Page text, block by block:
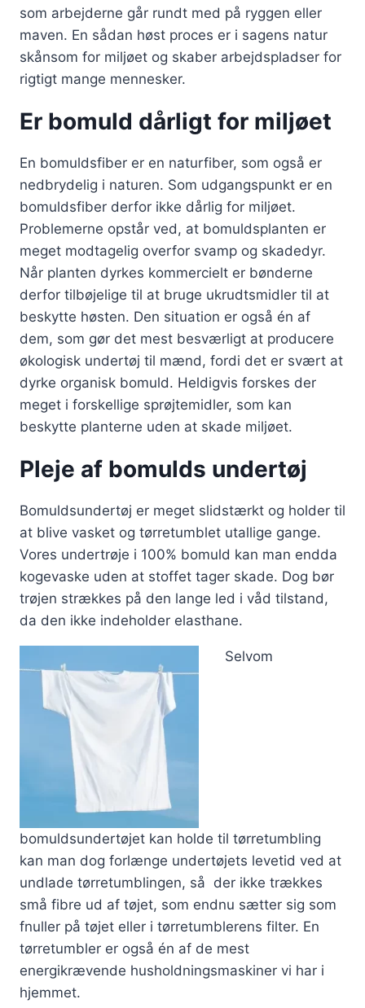
som arbejderne går rundt med på ryggen eller
maven. En sådan høst proces er i sagens natur
skånsom for miljøet og skaber arbejdspladser for
rigtigt mange mennesker.
Er bomuld dårligt for miljøet
En bomuldsfiber er en naturfiber, som også er
nedbrydelig i naturen. Som udgangspunkt er en
bomuldsfiber derfor ikke dårlig for miljøet.
Problemerne opstår ved, at bomuldsplanten er
meget modtagelig overfor svamp og skadedyr.
Når planten dyrkes kommercielt er bønderne
derfor tilbøjelige til at bruge ukrudtsmidler til at
beskytte høsten. Den situation er også én af
dem, som gør det mest besværligt at producere
økologisk undertøj til mænd, fordi det er svært at
dyrke organisk bomuld. Heldigvis forskes der
meget i forskellige sprøjtemidler, som kan
beskytte planterne uden at skade miljøet.
Pleje af bomulds undertøj
Bomuldsundertøj er meget slidstærkt og holder til
at blive vasket og tørretumblet utallige gange.
Vores undertrøje i 100% bomuld kan man endda
kogevaske uden at stoffet tager skade. Dog bør
trøjen strækkes på den lange led i våd tilstand,
da den ikke indeholder elasthane.
Selvom
bomuldsundertøjet kan holde til tørretumbling
kan man dog forlænge undertøjets levetid ved at
undlade tørretumblingen, så der ikke trækkes
små fibre ud af tøjet, som endnu sætter sig som
fnuller på tøjet eller i tørretumblerens filter. En
tørretumbler er også én af de mest
energikrævende husholdningsmaskiner vi har i
hjemmet.